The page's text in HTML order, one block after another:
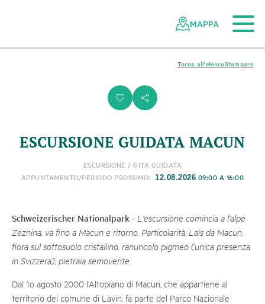
dei
MAPPA
i s
Stampare
Torna all'elenco
ESCURSIONE GUIDATA MACUN
ESCURSIONE / GITA GUIDATA
APPUNTAMENTO/PERIODO PROSSIMO:
12.08.2026 09:00 A 16:00
Schweizerischer Nationalpark - L'escursione comincia a l'alpe
Zeznina, va fino a Macun e ritorno. Particolarità: Lais da Macun,
flora sul sottosuolo cristallino, ranuncolo pigmeo (unica presenza
in Svizzera), pietraia semovente.
Dal 1o agosto 2000 l’Altopiano di Macun, che appartiene al
territorio del comune di Lavin, fa parte del Parco Nazionale